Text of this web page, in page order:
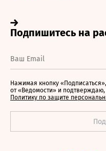
Нажимая кнопку
от «Ведомости» и
Политику по защите